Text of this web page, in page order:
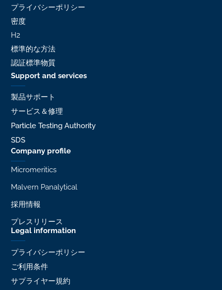
プライバシーポリシー
密度
H2
標準的な方法
認証標準物質
Support and services
製品サポート
サービス＆修理
Particle Testing Authority
SDS
Company profile
Micromeritics
Malvern Panalytical
採用情報
プレスリリース
Legal information
プライバシーポリシー
ご利用条件
サプライヤー規約